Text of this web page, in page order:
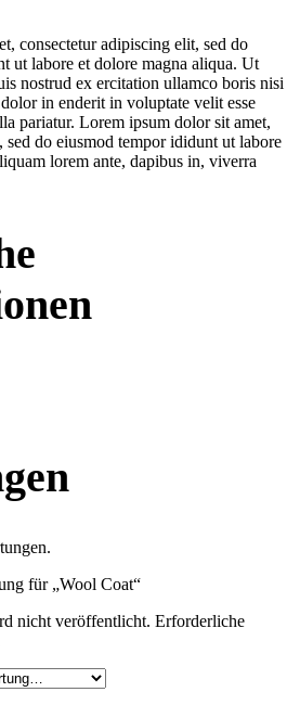
consectetur adipiscing elit, sed do
ut labore et dolore magna aliqua. Ut
nostrud ex ercitation ullamco boris nisi
in enderit in voluptate velit esse
pariatur. Lorem ipsum dolor sit amet,
sed do eiusmod tempor ididunt ut labore
lorem ante, dapibus in, viverra
für „Wool Coat“
nicht veröffentlicht. Erforderliche